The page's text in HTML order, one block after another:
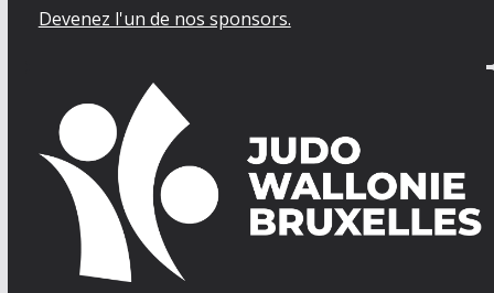
Devenez l'un de nos sponsors.